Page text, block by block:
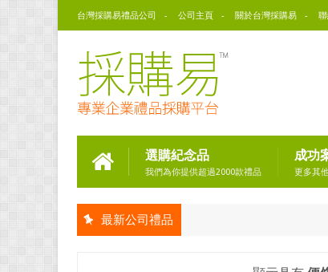
台灣採購易禮品公司 公司主頁 關於台灣採購易
選購紀念品
我們為你提供超過2000款禮品
成功
更多其
最新公司禮品